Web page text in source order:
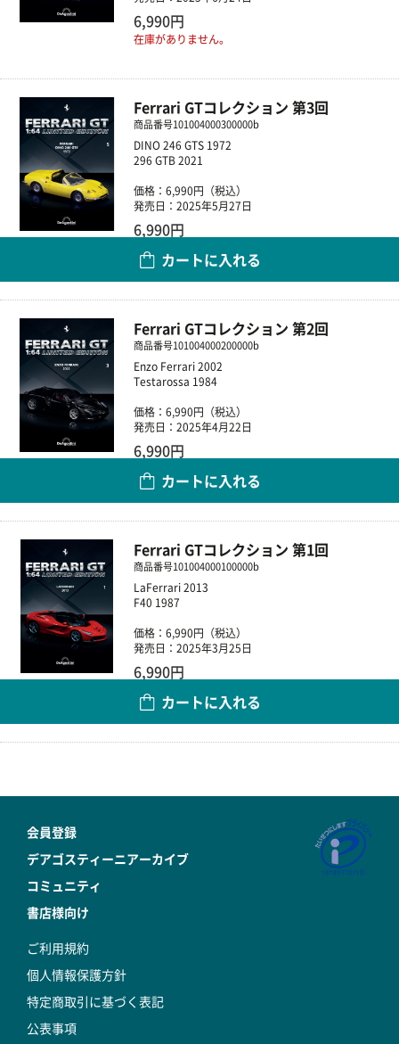
6,990円
在庫がありません。
Ferrari GTコレクション 第3回
商品番号101004000300000b
DINO 246 GTS 1972
296 GTB 2021
価格：6,990円（税込）
発売日：2025年5月27日
6,990円
カートに入れる
Ferrari GTコレクション 第2回
商品番号101004000200000b
Enzo Ferrari 2002
Testarossa 1984
価格：6,990円（税込）
発売日：2025年4月22日
6,990円
カートに入れる
Ferrari GTコレクション 第1回
商品番号101004000100000b
LaFerrari 2013
F40 1987
価格：6,990円（税込）
発売日：2025年3月25日
6,990円
カートに入れる
会員登録
デアゴスティーニアーカイブ
コミュニティ
書店様向け
ご利用規約
個人情報保護方針
特定商取引に基づく表記
公表事項